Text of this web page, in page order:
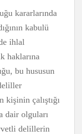
kararlarında
kabulü
ihlal
haklarına
bu hususun
kişinin çalıştığı
dair olguları
delillerin